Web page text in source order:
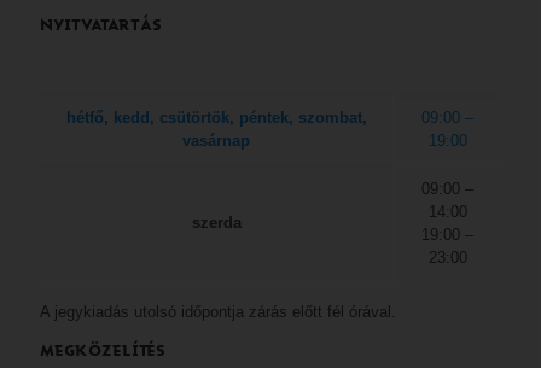
NYITVATARTÁS
hétfő, kedd, csütörtök, péntek, szombat,
vasárnap
09:00 –
19:00
szerda
09:00 –
14:00
19:00 –
23:00
A jegykiadás utolsó időpontja zárás előtt fél órával.
MEGKÖZELÍTÉS